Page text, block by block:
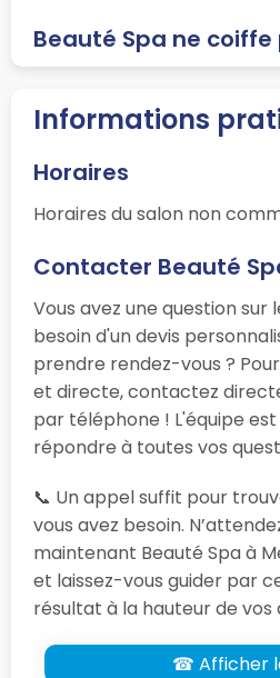
Beauté Spa ne
Informations
Horaires
Horaires du salon non
Contacter Beauté
Vous avez une question sur
besoin d'un devis
prendre rendez-vous ?
et directe, contactez
par téléphone ! L'équipe
répondre à toutes vos
📞 Un appel suffit pour
vous avez besoin.
maintenant Beauté Spa à
et laissez-vous guider par
résultat à la hauteur de
☎ Afficher